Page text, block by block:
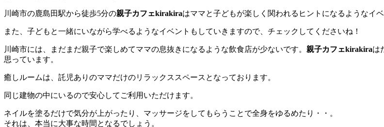
川崎市の鹿島田駅から徒歩5分の親子カフェkirakiraはママと子どもが楽しく関われるヒントになるようなイ
また、子どもと一緒にいながら学べるようなイベントもしていきますので、チェックしてくださいね！
川崎市には、まだまだ親子で楽しめてママの息抜きになるような飲食店が少ないです。 親子カフェkirakiraは
思っています。
癒しルームは、託児ありのママだけのリラックススペースとなっております。
同じ建物の中にいるので安心してご利用いただけます。
ネイルを塗るだけで気分が上がったり、マッサージをしてもらうことで全身をゆるめたり・・。
それは、本当に大事な時間となるでしょう。